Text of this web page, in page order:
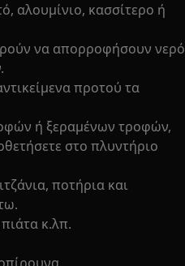
αλουμίνιο, κασσίτερο ή
να απορροφήσουν νερό
προτού τα
ή ξεραμένων τροφών,
στο πλυντήριο
ποτήρια και
κ.λπ.